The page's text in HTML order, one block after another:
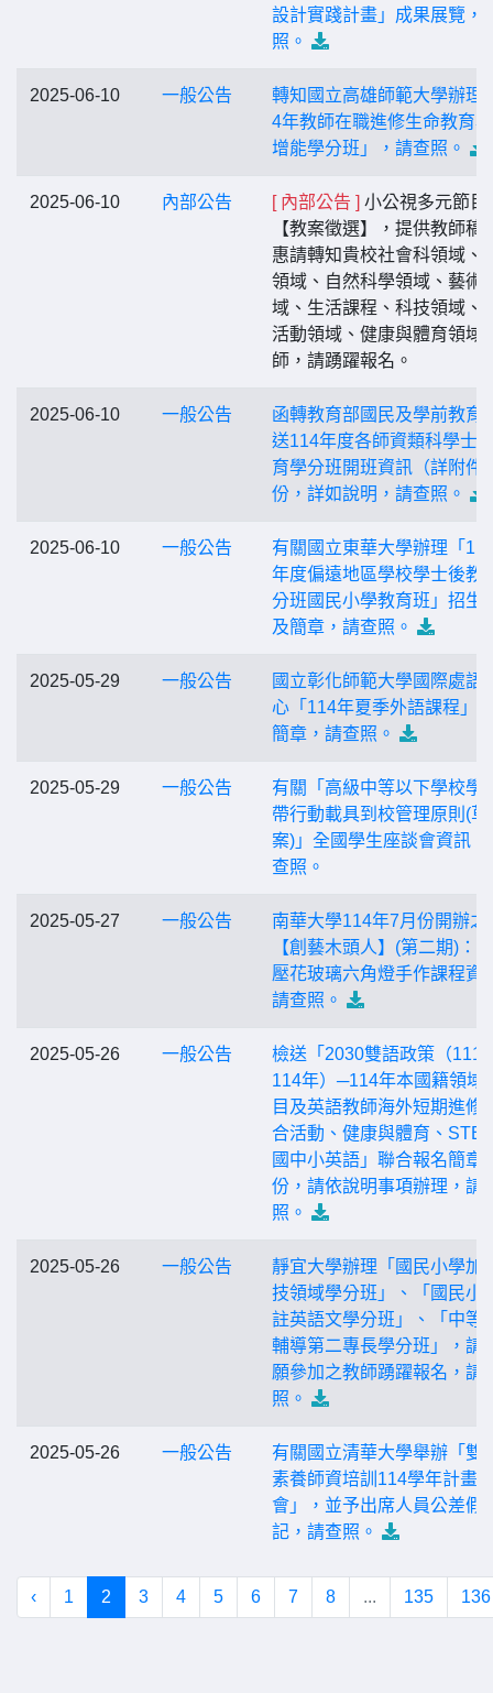
設計實踐計畫」成果展覽，
照。
2025-06-10 一般公告
轉知國立高雄師範大學辦理
4年教師在職進修生命教育
增能學分班」，請查照。
2025-06-10 內部公告 [ 內部公告 ] 小公視多元節目
【教案徵選】，提供教師稿
惠請轉知貴校社會科領域、
領域、自然科學領域、藝術
域、生活課程、科技領域、
活動領域、健康與體育領域
師，請踴躍報名。
2025-06-10 一般公告
函轉教育部國民及學前教育
送114年度各師資類科學士
育學分班開班資訊（詳附件
份，詳如說明，請查照。
2025-06-10 一般公告
有關國立東華大學辦理「
年度偏遠地區學校學士後教
分班國民小學教育班」招生
及簡章，請查照。
2025-05-29 一般公告
國立彰化師範大學國際處語
心「114年夏季外語課程」
簡章，請查照。
2025-05-29 一般公告
有關「高級中等以下學校學
帶行動載具到校管理原則(草
案)」全國學生座談會資訊，
查照。
2025-05-27 一般公告
南華大學114年7月份開辦之
【創藝木頭人】(第二期)：
壓花玻璃六角燈手作課程資
請查照。
2025-05-26 一般公告
檢送「2030雙語政策（111
114年）─114年本國籍領域/
目及英語教師海外短期進修-
合活動、健康與體育、
國中小英語」聯合報名簡章1
份，請依說明事項辦理，請
照。
2025-05-26 一般公告
靜宜大學辦理「國民小學加
技領域學分班」、「國民小
註英語文學分班」、「中等
輔導第二專長學分班」，請
願參加之教師踴躍報名，請
照。
2025-05-26 一般公告
有關國立清華大學舉辦「雙
素養師資培訓114學年計畫
會」，並予出席人員公差假
記，請查照。
‹ 1 2 3 4 5 6 7 8 ... 135 136